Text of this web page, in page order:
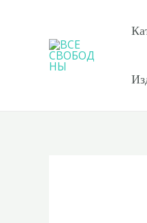
содержимому